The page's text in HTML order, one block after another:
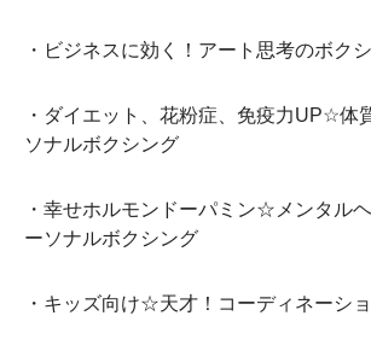
・ビジネスに効く！アート思考のボク
・ダイエット、花粉症、免疫力UP☆体
ソナルボクシング
・幸せホルモンドーパミン☆メンタル
ーソナルボクシング
・キッズ向け☆天才！コーディネーシ